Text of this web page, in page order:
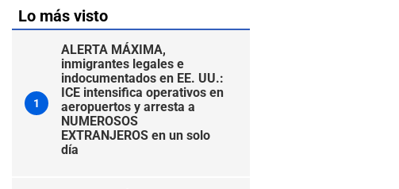
Lo más visto
1
ALERTA MÁXIMA,
inmigrantes legales e
indocumentados en EE. UU.:
ICE intensifica operativos en
aeropuertos y arresta a
NUMEROSOS
EXTRANJEROS en un solo
día